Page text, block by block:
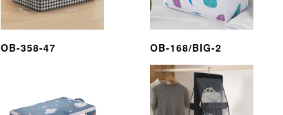
OB-358-47 OB-168/BIG-2